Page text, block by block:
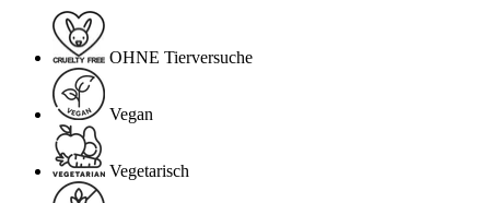
OHNE Tierversuche
Vegan
Vegetarisch